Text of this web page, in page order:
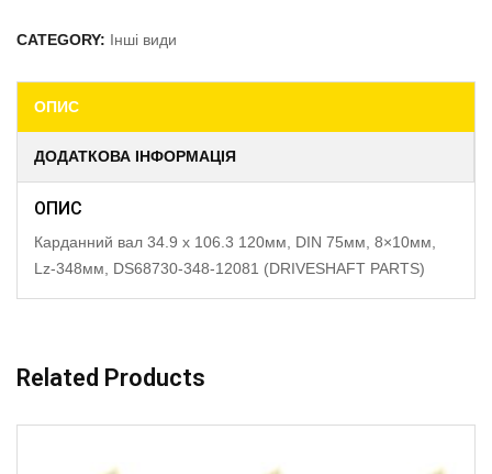
CATEGORY: Інші види
ОПИС
ДОДАТКОВА ІНФОРМАЦІЯ
ОПИС
Карданний вал 34.9 x 106.3 120мм, DIN 75мм, 8×10мм,
Lz-348мм, DS68730-348-12081 (DRIVESHAFT PARTS)
Related Products